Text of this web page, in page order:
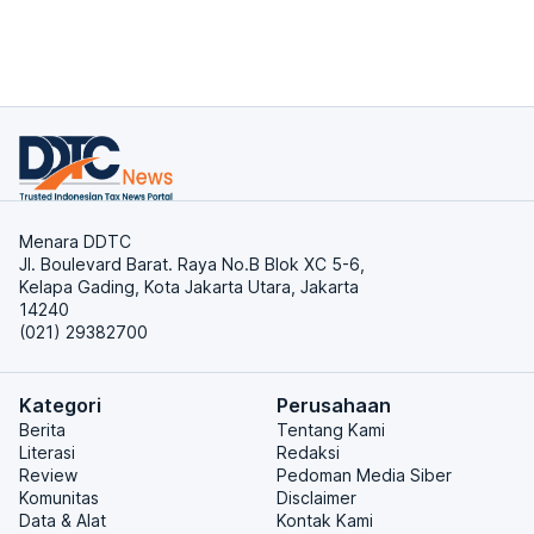
Menara DDTC
Jl. Boulevard Barat. Raya No.B Blok XC 5-6,
Kelapa Gading, Kota Jakarta Utara, Jakarta
14240
(021) 29382700
Kategori
Berita
Literasi
Review
Komunitas
Data & Alat
Perusahaan
Tentang Kami
Redaksi
Pedoman Media Siber
Disclaimer
Kontak Kami